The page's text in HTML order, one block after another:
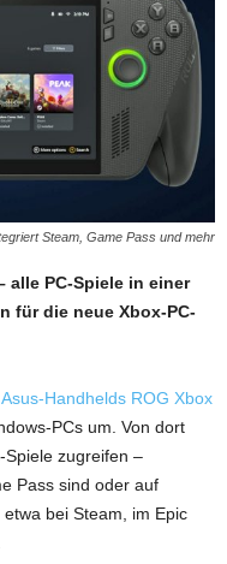
Steam, Game Pass und mehr
alle PC-Spiele in einer
für die neue Xbox-PC-
Asus-Handhelds ROG Xbox
PCs um. Von dort
Spiele zugreifen –
Pass sind oder auf
bei Steam, im Epic